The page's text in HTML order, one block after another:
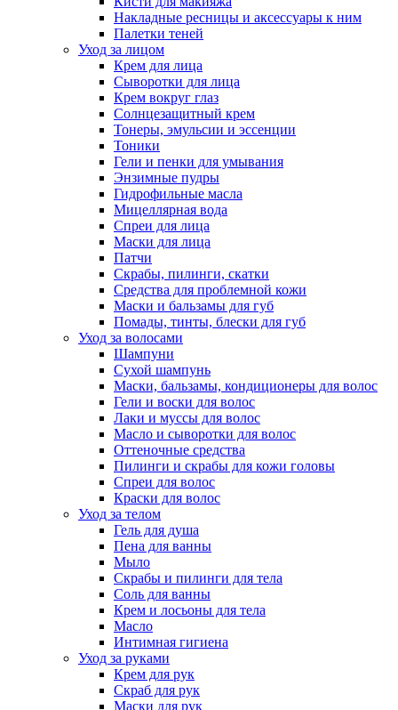
Накладные ресницы и аксессуары к ним
Палетки теней
Уход за лицом
Крем для лица
Сыворотки для лица
Крем вокруг глаз
Солнцезащитный крем
Тонеры, эмульсии и эссенции
Тоники
Гели и пенки для умывания
Энзимные пудры
Гидрофильные масла
Мицеллярная вода
Спреи для лица
Маски для лица
Патчи
Скрабы, пилинги, скатки
Средства для проблемной кожи
Маски и бальзамы для губ
Помады, тинты, блески для губ
Уход за волосами
Шампуни
Сухой шампунь
Маски, бальзамы, кондиционеры для волос
Гели и воски для волос
Лаки и муссы для волос
Масло и сыворотки для волос
Оттеночные средства
Пилинги и скрабы для кожи головы
Спреи для волос
Краски для волос
Уход за телом
Гель для душа
Пена для ванны
Мыло
Скрабы и пилинги для тела
Соль для ванны
Крем и лосьоны для тела
Масло
Интимная гигиена
Уход за руками
Крем для рук
Скраб для рук
Маски для рук